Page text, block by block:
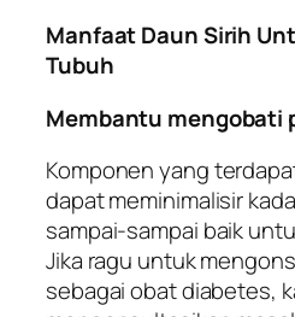
Manfaat Daun Sirih
Tubuh
Membantu mengobati
Komponen yang
dapat meminimalisir
sampai-sampai baik
Jika ragu untuk
sebagai obat diabetes,